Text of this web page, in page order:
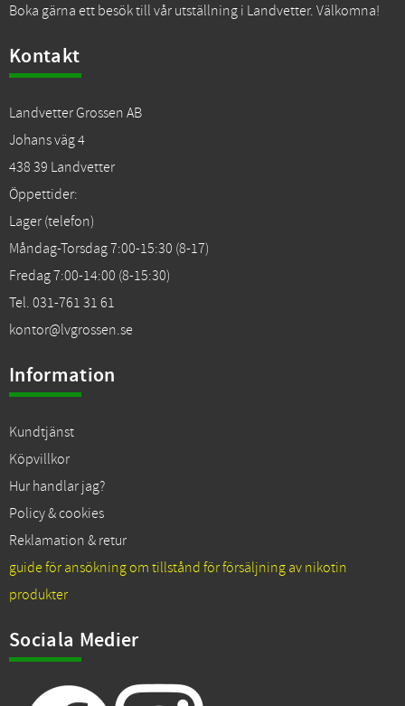
Boka gärna ett besök till vår utställning i Landvetter. Välkomna!
Kontakt
Landvetter Grossen AB
Johans väg 4
438 39 Landvetter
Öppettider:
Lager (telefon)
Måndag-Torsdag 7:00-15:30 (8-17)
Fredag 7:00-14:00 (8-15:30)
Tel. 031-761 31 61
kontor@lvgrossen.se
Information
Kundtjänst
Köpvillkor
Hur handlar jag?
Policy & cookies
Reklamation & retur
guide för ansökning om tillstånd för försäljning av nikotin
produkter
Sociala Medier